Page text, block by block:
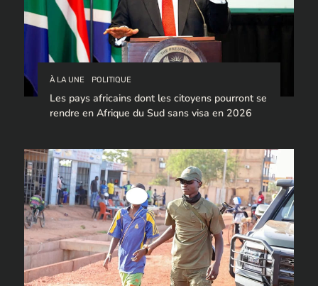
À LA UNE POLITIQUE
Les pays africains dont les citoyens pourront se
rendre en Afrique du Sud sans visa en 2026